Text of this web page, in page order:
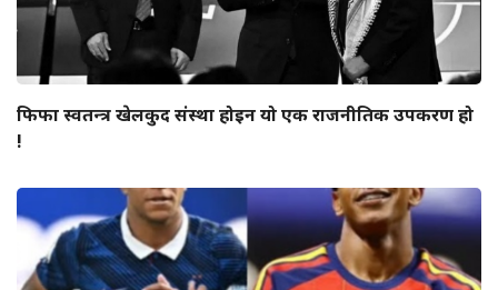
फिफा स्वतन्त्र खेलकुद संस्था होइन यो एक राजनीतिक उपकरण हो
!